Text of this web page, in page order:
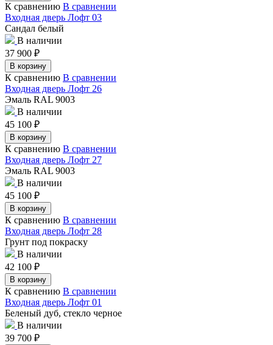
К сравнению В сравнении
Входная дверь Лофт 03
Сандал белый
В наличии
37 900 ₽
В корзину
К сравнению В сравнении
Входная дверь Лофт 26
Эмаль RAL 9003
В наличии
45 100 ₽
В корзину
К сравнению В сравнении
Входная дверь Лофт 27
Эмаль RAL 9003
В наличии
45 100 ₽
В корзину
К сравнению В сравнении
Входная дверь Лофт 28
Грунт под покраску
В наличии
42 100 ₽
В корзину
К сравнению В сравнении
Входная дверь Лофт 01
Беленый дуб, стекло черное
В наличии
39 700 ₽